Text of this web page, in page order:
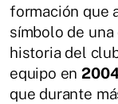
formación que
símbolo de
historia del
equipo en
que durante